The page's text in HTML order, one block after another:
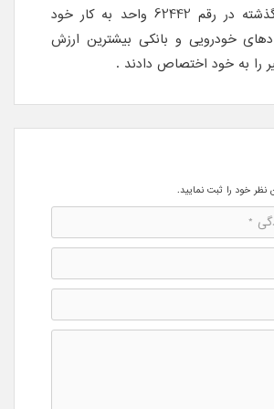
نسبت به روز گذشته در رقم 62442 واحد به کار خود
خودرویی و بانکی بیشترین ارزش
را به خود اختصاص دادند .
نظر خود را ثبت نمایید.